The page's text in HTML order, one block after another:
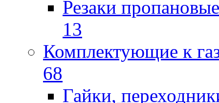
Резаки пропановые
13
Комплектующие к
68
Гайки,